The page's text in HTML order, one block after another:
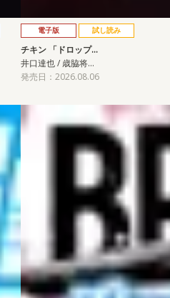
電子版 試し読み
チキン 「ドロップ…
井口達也 / 歳脇将…
発売日：2026.08.06